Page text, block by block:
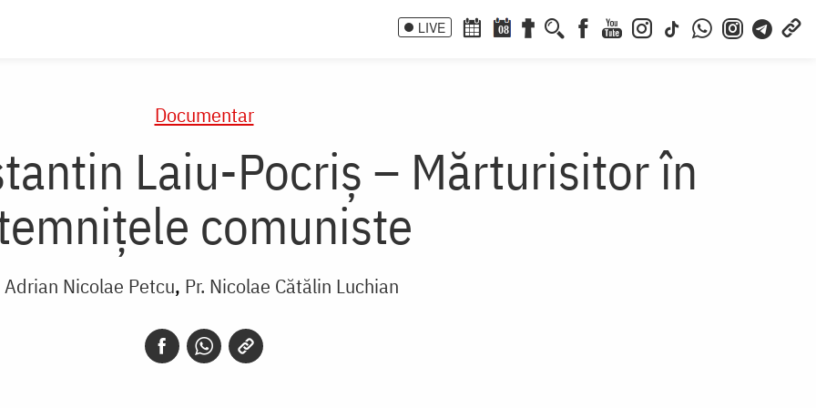
LIVE 08
Documentar
Laiu-Pocriș – Mărturisitor în
comuniste
Adrian Nicolae Petcu Pr. Nicolae Cătălin Luchian